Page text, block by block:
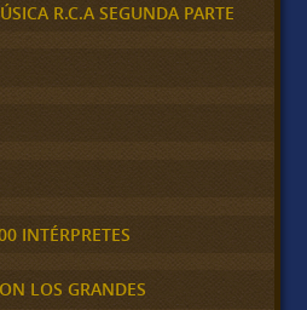
R.C.A SEGUNDA PARTE
INTÉRPRETES
LOS GRANDES